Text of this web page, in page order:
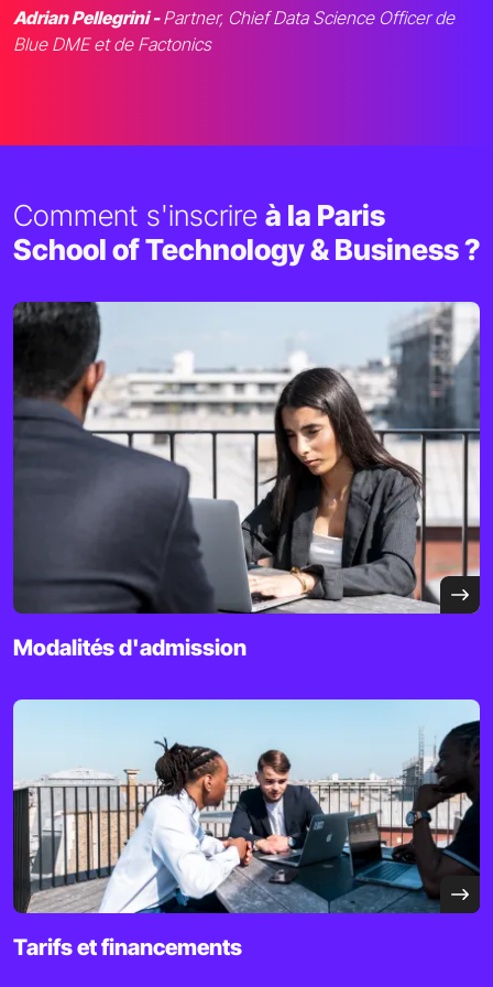
Adrian Pellegrini -Partner, Chief Data Science Officer de
Blue DME et de Factonics
Comment s'inscrire à la Paris
School of Technology & Business ?
Modalités d'admission
Tarifs et financements